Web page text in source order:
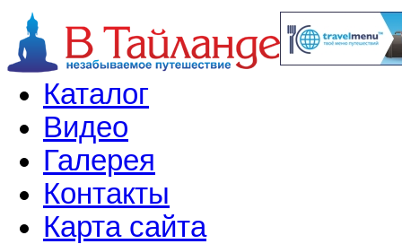
Каталог
Видео
Галерея
Контакты
Карта сайта